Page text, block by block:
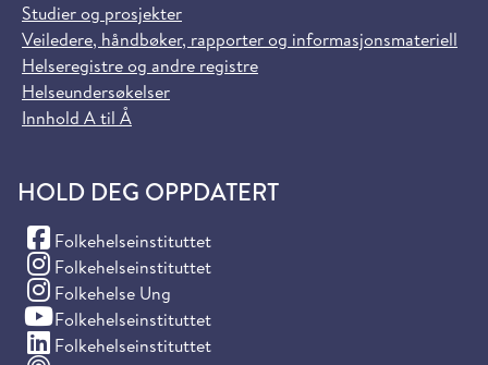
Studier og prosjekter
Veiledere, håndbøker, rapporter og informasjonsmateriell
Helseregistre og andre registre
Helseundersøkelser
Innhold A til Å
HOLD DEG OPPDATERT
Folkehelseinstituttet
(Facebook)
Folkehelseinstituttet
(Instagram)
Folkehelse Ung
(Instagram)
Folkehelseinstituttet
(YouTube)
Folkehelseinstituttet
(LinkedIn)